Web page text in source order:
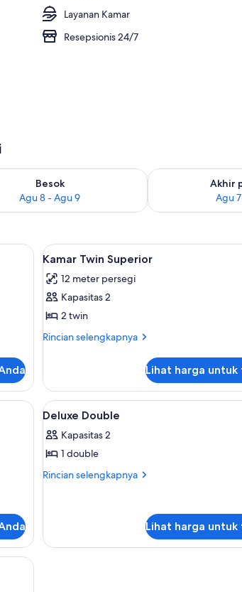
Layanan Kamar
Resepsionis 24/7
8
Besok
Agu 8 - Agu 9
untuk besok Agu 8 - Agu 9
Akhir
Agu
Periksa
linen
Lihat
semua
foto
untuk
Kamar
Twin
Tirai kedap
5
Kamar Twin Superior
12 meter persegi
Kapasitas 2
2 twin
Rincian selengkapnya
Rincian
Kamar
Twin
Superior
Lihat harga
linen
Lihat
semua
foto
untuk
Deluxe
Tirai kedap
4
Deluxe Double
Kapasitas 2
1 double
Rincian selengkapnya
Rincian
Double
Lihat harga
linen